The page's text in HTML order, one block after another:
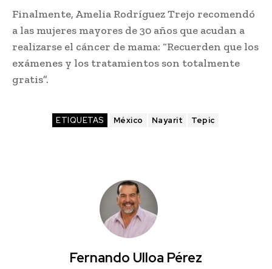
Finalmente, Amelia Rodríguez Trejo recomendó
a las mujeres mayores de 30 años que acudan a
realizarse el cáncer de mama: “Recuerden que los
exámenes y los tratamientos son totalmente
gratis”.
ETIQUETAS México Nayarit Tepic
Fernando Ulloa Pérez